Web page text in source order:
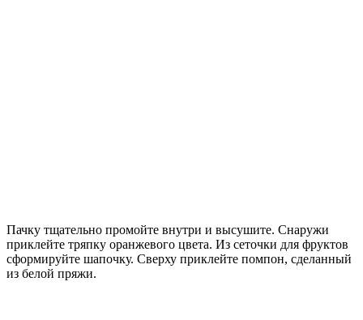
Пачку тщательно промойте внутри и высушите. Снаружи
приклейте тряпку оранжевого цвета. Из сеточки для фруктов
сформируйте шапочку. Сверху приклейте помпон, сделанный
из белой пряжи.